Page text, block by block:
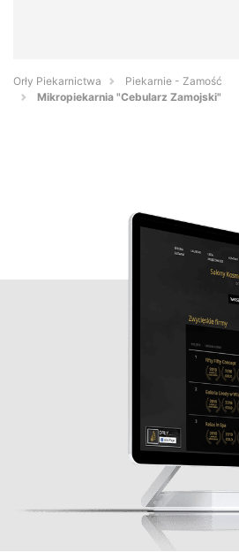
Orły Piekarnictwa
Piekarnie - Zamość
Mikropiekarnia "Cebularz Zamojski"